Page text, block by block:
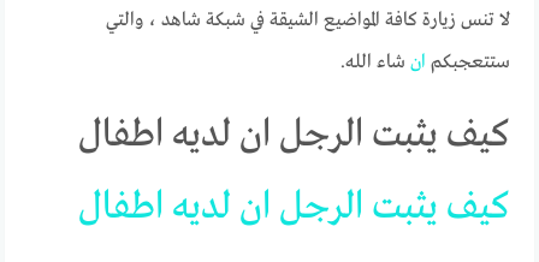
لا تنس زيارة كافة المواضيع الشيقة في شبكة شاهد ، والتي
ستتعجبكم ان شاء الله.
كيف يثبت الرجل ان لديه اطفال
كيف يثبت الرجل ان لديه اطفال